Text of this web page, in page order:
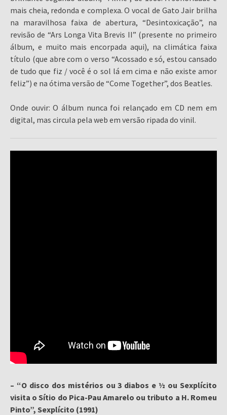
mais cheia, redonda e complexa. O vocal de Gato Jair brilha
na maravilhosa faixa de abertura, “Desintoxicação”, na
revisão de “Ars Longa Vita Brevis II” (presente no primeiro
álbum, e muito mais encorpada aqui), na climática faixa
título (que abre com o verso “Acossado e só, estou cansado
de tudo que fiz / você é o sol lá em cima e não existe amor
feliz”) e na ótima versão de “Come Together”, dos Beatles.
Onde ouvir: O álbum nunca foi relançado em CD nem em
digital, mas circula pela web em versão ripada do vinil.
– “O disco dos mistérios ou 3 diabos e ½ ou Sexplícito
visita o Sítio do Pica-Pau Amarelo ou tributo a H. Romeu
Pinto”, Sexplícito (1991)